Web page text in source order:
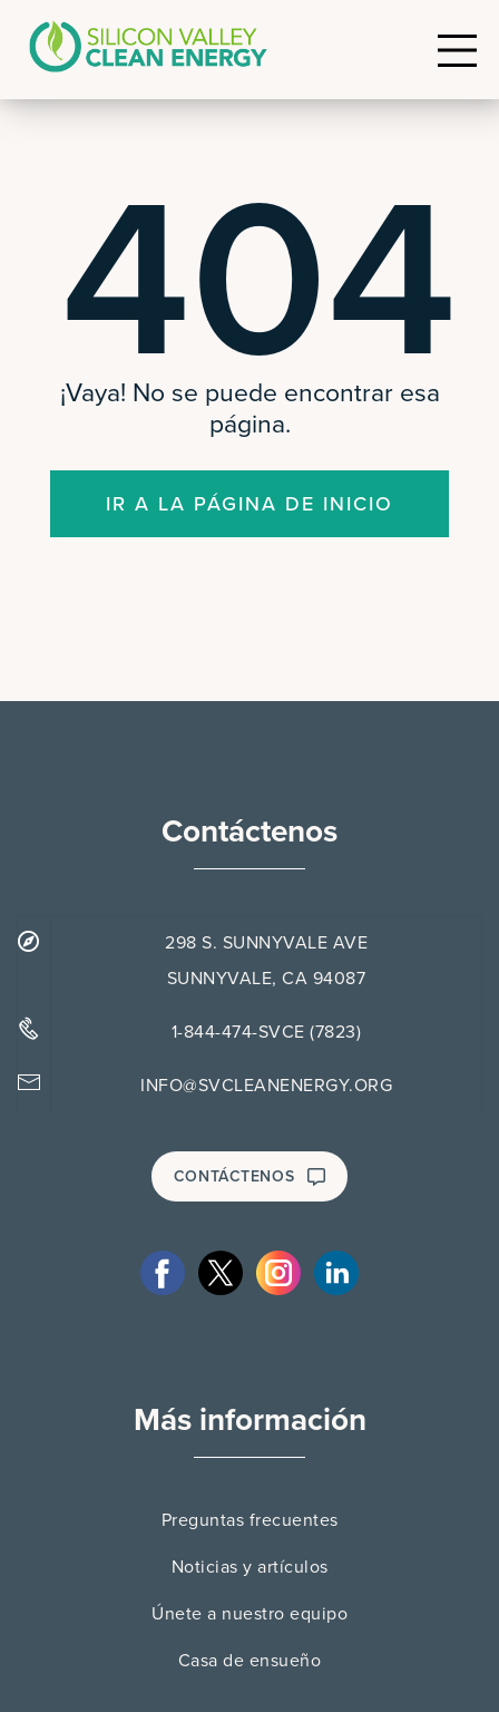
404
¡Vaya! No se puede encontrar esa
página.
IR A LA PÁGINA DE INICIO
Contáctenos
298 S. SUNNYVALE AVE
SUNNYVALE, CA 94087
1-844-474-SVCE (7823)
INFO@SVCLEANENERGY.ORG
CONTÁCTENOS
Más información
Preguntas frecuentes
Noticias y artículos
Únete a nuestro equipo
Casa de ensueño